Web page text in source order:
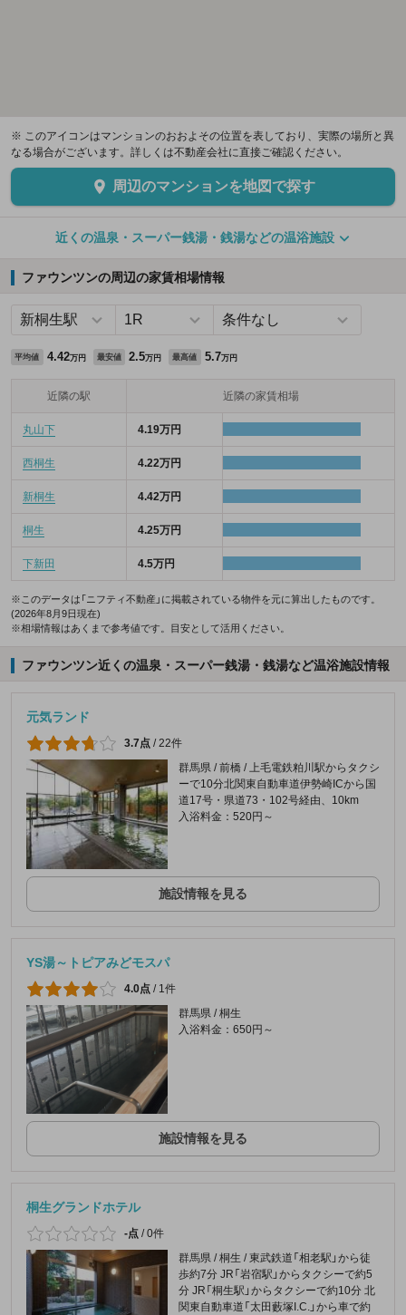
※ このアイコンはマンションのおおよその位置を表しており、実際の場所と異
なる場合がございます。詳しくは不動産会社に直接ご確認ください。
周辺のマンションを地図で探す
近くの温泉・スーパー銭湯・銭湯などの温浴施設
ファウンツンの周辺の家賃相場情報
平均値 4.42万円 最安値 2.5万円 最高値 5.7万円
近隣の駅 近隣の家賃相場
丸山下 4.19万円
西桐生 4.22万円
新桐生 4.42万円
桐生 4.25万円
下新田 4.5万円
※このデータは「ニフティ不動産」に掲載されている物件を元に算出したものです。
(2026年8月9日現在)
※相場情報はあくまで参考値です。目安として活用ください。
ファウンツン近くの温泉・スーパー銭湯・銭湯など温浴施設情報
元気ランド
3.7点 /22件
群馬県 / 前橋 / 上毛電鉄粕川駅からタクシ
ーで10分北関東自動車道伊勢崎ICから国
道17号・県道73・102号経由、10km
入浴料金：520円～
施設情報を見る
YS湯～トピアみどモスパ
4.0点 / 1件
群馬県 / 桐生
入浴料金：650円～
施設情報を見る
桐生グランドホテル
-点 /0件
群馬県 / 桐生 / 東武鉄道「相老駅」から徒
歩約7分 JR「岩宿駅」からタクシーで約5
分 JR「桐生駅」からタクシーで約10分 北
関東自動車道「太田藪塚I.C.」から車で約